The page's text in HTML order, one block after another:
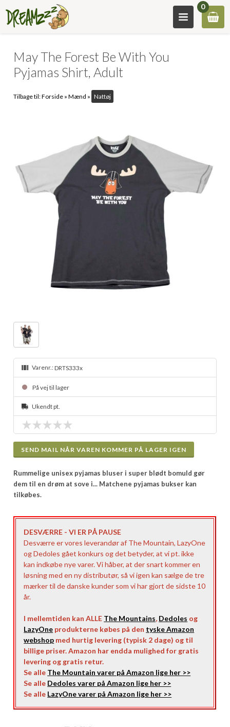
0
May The Forest Be With You
Pyjamas Shirt, Adult
Tilbage til:Forside »Mænd » Nattøj
Varenr.:DRTS333x
På vej til lager
Ukendt pt.
SEND MAIL NÅR VAREN KOMMER PÅ LAGER IGEN
Rummelige unisex pyjamas bluser i super blødt bomuld gør
dem til en drøm at sove i... Matchene pyjamas bukser kan
tilkøbes.
DESVÆRRE - VI ER PÅ PAUSE
Desværre er vores leverandør af The Mountain, LazyOne
og Dedoles gået konkurs og det betyder, at vi pt. ikke
kan indkøbe nye varer. Vi håber, at der snart kommer en
løsning med en ny distributør, så vi igen kan sælge de tre
mærker til de danske kunder som vi har gjort de sidste 10
år.
I mellemtiden kan ALLE The Mountains, Dedoles og
LazyOne produkterne købes på den tyske Amazon
webshop med hurtig levering (typisk 2 dage) og til
billige priser. Amazon har endda mulighed for gratis
levering og gratis retur.
Se alle The Mountain varer på Amazon lige her >>
Se alle Dedoles varer på Amazon lige her >>
Se alle LazyOne varer på Amazon lige her >>